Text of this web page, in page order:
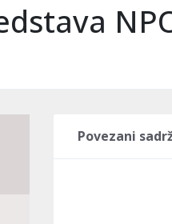
Povezani